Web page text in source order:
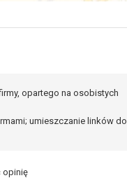
opartego na osobistych
umieszczanie linków do
opinię